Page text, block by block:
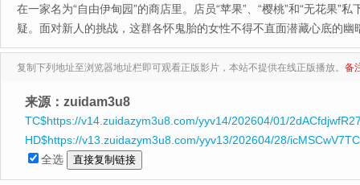
在一家名为“自由伊甸园”的商店里。店员“苹果”、“樱桃”和“无花果”
疑。面对新人的挑战，这群各怀鬼胎的女性不得不直面潜藏心底的
复制下列地址至浏览器地址栏即可观看正版影片，本站不提供在线正版播放。 备
来源：zuidam3u8
TC$https://v14.zuidazym3u8.com/yyv14/202604/01/
HD$https://v13.zuidazym3u8.com/yyv13/202604/28/
全选